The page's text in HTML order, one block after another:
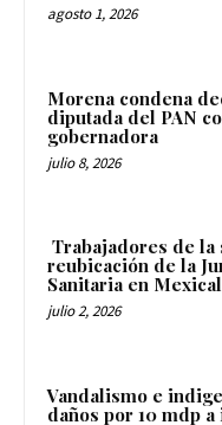
agosto 1, 2026
Morena condena
diputada del PAN
gobernadora
julio 8, 2026
Trabajadores de la
reubicación de la
Sanitaria en
julio 2, 2026
Vandalismo e
daños por 10 mdp